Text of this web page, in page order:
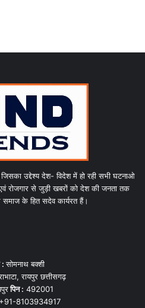
उद्देश्य देश- विदेश में हो रही सभी घटनाओ
रोजगार से जुड़ी खबरों को देश की जनता तक
समाज के हित सदेव कार्यरत हैं।
:सोमनाथ बक्शी
रायपुर छत्तीसगढ़
पिन : 492001
+91-8103934917